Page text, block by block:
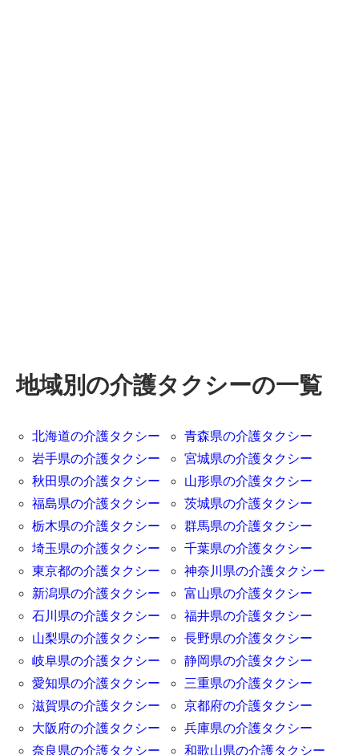
地域別の介護タクシーの一覧
北海道の介護タクシー
青森県の介護タクシー
岩手県の介護タクシー
宮城県の介護タクシー
秋田県の介護タクシー
山形県の介護タクシー
福島県の介護タクシー
茨城県の介護タクシー
栃木県の介護タクシー
群馬県の介護タクシー
埼玉県の介護タクシー
千葉県の介護タクシー
東京都の介護タクシー
神奈川県の介護タクシー
新潟県の介護タクシー
富山県の介護タクシー
石川県の介護タクシー
福井県の介護タクシー
山梨県の介護タクシー
長野県の介護タクシー
岐阜県の介護タクシー
静岡県の介護タクシー
愛知県の介護タクシー
三重県の介護タクシー
滋賀県の介護タクシー
京都府の介護タクシー
大阪府の介護タクシー
兵庫県の介護タクシー
奈良県の介護タクシー
和歌山県の介護タクシー